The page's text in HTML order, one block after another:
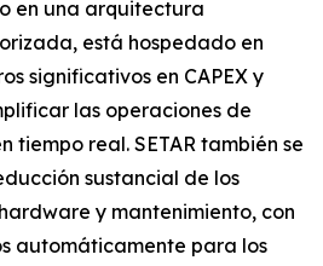
en una arquitectura
está hospedado en
significativos en CAPEX y
las operaciones de
tiempo real. SETAR también se
sustancial de los
y mantenimiento, con
automáticamente para los